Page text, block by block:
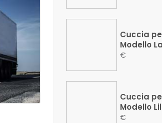
Cuccia
Modello
€
Cuccia
Modello
€